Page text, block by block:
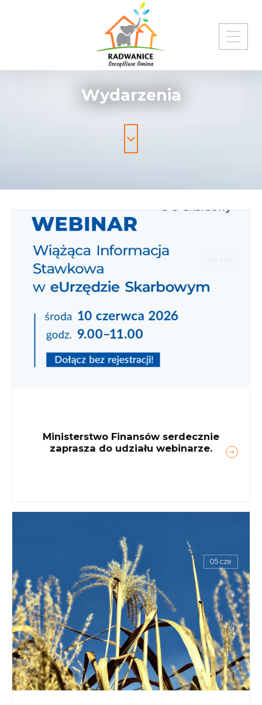
Strona główna Aktualności i wydarzenia Wydarzenia
Wydarzenia
Ministerstwo Finansów serdecznie
zaprasza do udziału webinarze.
05 cze